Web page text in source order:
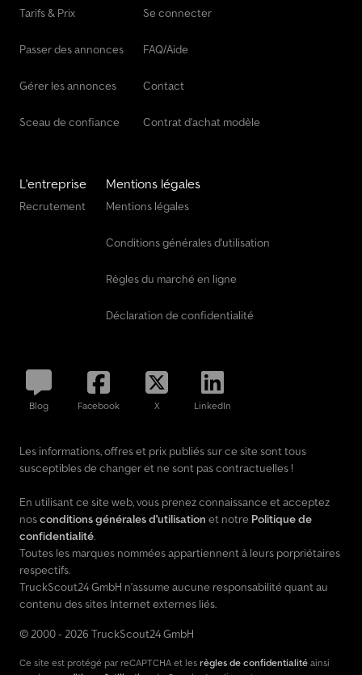
Tarifs & Prix
Passer des annonces
Gérer les annonces
Sceau de confiance
Se connecter
FAQ/Aide
Contact
Contrat d'achat modèle
L'entreprise
Recrutement
Mentions légales
Mentions légales
Conditions générales d'utilisation
Règles du marché en ligne
Déclaration de confidentialité
Blog Facebook X LinkedIn
Les informations, offres et prix publiés sur ce site sont tous
susceptibles de changer et ne sont pas contractuelles !
En utilisant ce site web, vous prenez connaissance et acceptez
nosconditions générales d'utilisation et notre Politique de
confidentialité.
Toutes les marques nommées appartiennent à leurs porpriétaires
respectifs.
TruckScout24 GmbH n'assume aucune responsabilité quant au
contenu des sites Internet externes liés.
© 2000 - 2026 TruckScout24 GmbH
Ce site est protégé par reCAPTCHA et les règles de confidentialité ainsi